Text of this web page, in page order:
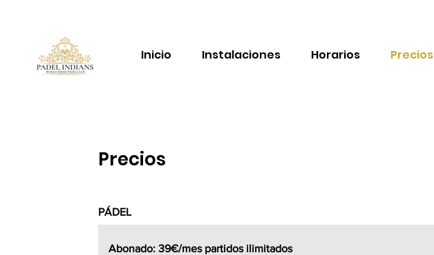
Inicio Instalaciones Horarios Precios
Precios
PÁDEL
Abonado: 39€/mes partidos ilimitados